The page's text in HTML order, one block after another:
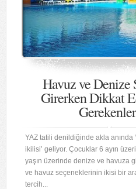
Havuz ve Denize
Girerken Dikkat
Gerekenler
YAZ tatili denildiğinde akla anında
ikilisi’ geliyor. Çocuklar 6 ayın
yaşın üzerinde denize ve havuza
ve havuz seçeneklerinin ikisi bir
tercih...